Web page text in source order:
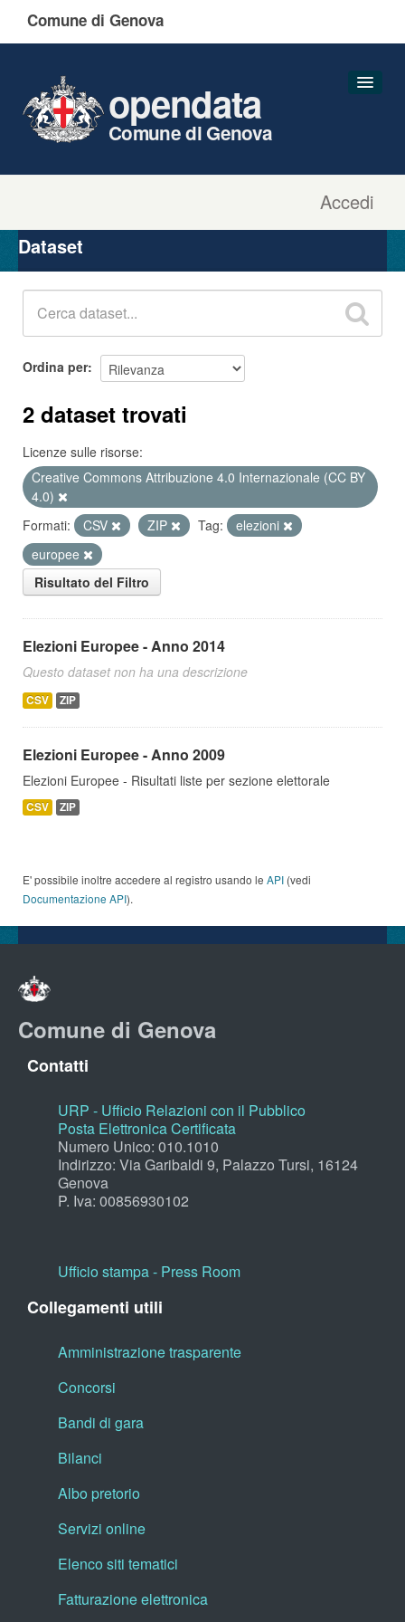
Comune di Genova
Accedi
opendata
Comune di Genova
Organizzazioni
Gruppi
Dataset
Ordina per
2 dataset trovati
Licenze sulle risorse:
Creative Commons Attribuzione 4.0 Internazionale (CC BY
4.0)
Formati:
CSV ZIP Tag:
elezioni
europee
Risultato del Filtro
Elezioni Europee - Anno 2014
Questo dataset non ha una descrizione
CSV ZIP
Elezioni Europee - Anno 2009
Elezioni Europee - Risultati liste per sezione elettorale
CSV ZIP
E' possibile inoltre accedere al registro usando le API (vedi
Documentazione API).
Comune di Genova
Contatti
URP - Ufficio Relazioni con il Pubblico
Posta Elettronica Certificata
Numero Unico: 010.1010
Indirizzo: Via Garibaldi 9, Palazzo Tursi, 16124
Genova
P. Iva: 00856930102
Ufficio stampa - Press Room
Collegamenti utili
Amministrazione trasparente
Concorsi
Bandi di gara
Bilanci
Albo pretorio
Servizi online
Elenco siti tematici
Fatturazione elettronica